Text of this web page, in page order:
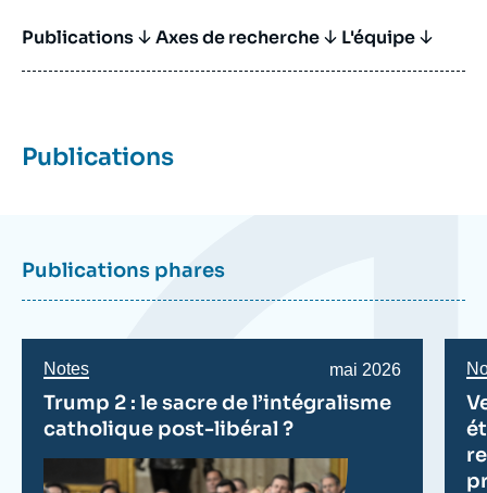
Publications Titre Bloc Axe
Axes de recherche L'équipe
Publications
Publications phares
Notes
Date
publication
mai 2026
Trump 2 : le sacre de l’intégralisme
catholique post-libéral ?